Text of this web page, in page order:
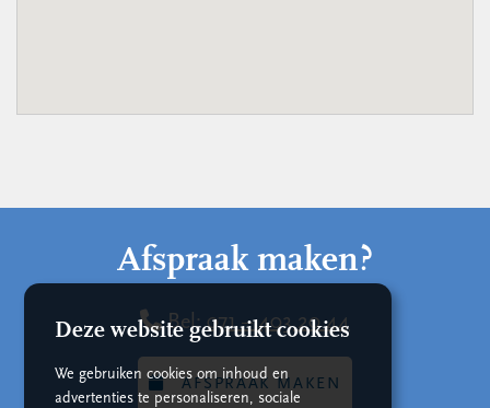
Afspraak maken?
Bel:071 – 403 20 44
AFSPRAAK MAKEN
Deze website gebruikt cookies
We gebruiken cookies om inhoud en
advertenties te personaliseren, sociale